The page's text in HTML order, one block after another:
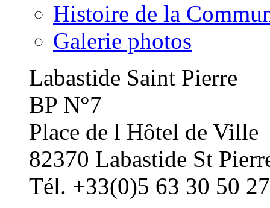
Histoire de la
Galerie photos
Labastide Saint Pierre
BP N°7
Place de l Hôtel de Ville
82370 Labastide St
Tél. +33(0)5 63 30 50 27